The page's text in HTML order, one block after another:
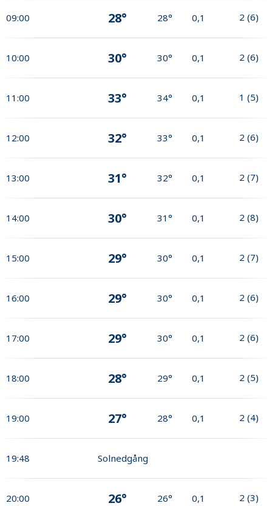
09:00 28° 28° 0,1 2 (6)
10:00 30° 30° 0,1 2 (6)
11:00 33° 34° 0,1 1 (5)
12:00 32° 33° 0,1 2 (6)
13:00 31° 32° 0,1 2 (7)
14:00 30° 31° 0,1 2 (8)
15:00 29° 30° 0,1 2 (7)
16:00 29° 30° 0,1 2 (6)
17:00 29° 30° 0,1 2 (6)
18:00 28° 29° 0,1 2 (5)
19:00 27° 28° 0,1 2 (4)
19:48 Solnedgång
20:00 26° 26° 0,1 2 (3)